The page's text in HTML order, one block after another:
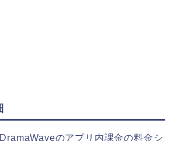
のアプリ内課金の料金シ